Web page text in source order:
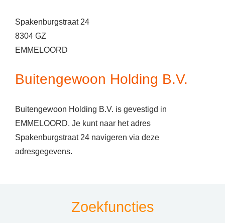
Spakenburgstraat 24
8304 GZ
EMMELOORD
Buitengewoon Holding B.V.
Buitengewoon Holding B.V. is gevestigd in
EMMELOORD. Je kunt naar het adres
Spakenburgstraat 24 navigeren via deze
adresgegevens.
Zoekfuncties